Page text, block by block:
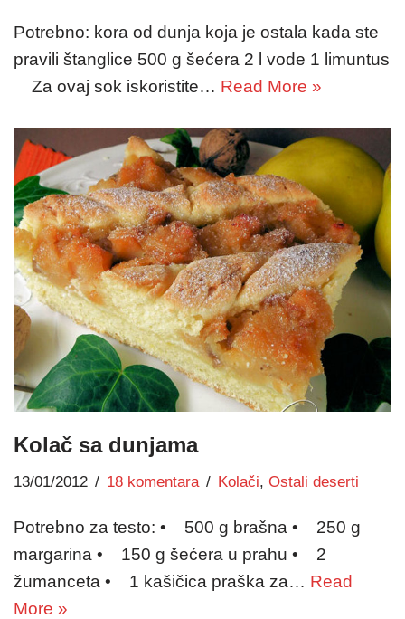
Potrebno: kora od dunja koja je ostala kada ste
pravili štanglice 500 g šećera 2 l vode 1 limuntus
Za ovaj sok iskoristite… Read More »
Kolač sa dunjama
13/01/2012 18 komentara Kolači, Ostali deserti
Potrebno za testo: • 500 g brašna • 250 g
margarina • 150 g šećera u prahu • 2
žumanceta • 1 kašičica praška za… Read
More »